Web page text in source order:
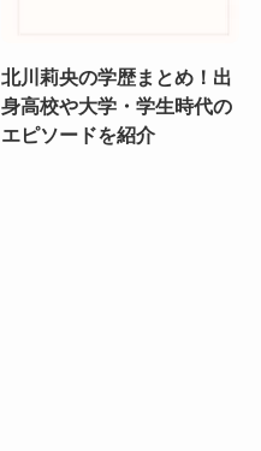
北川莉央の学歴まとめ！出
身高校や大学・学生時代の
エピソードを紹介